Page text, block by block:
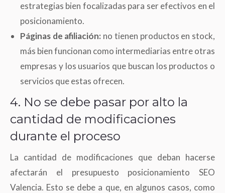
estrategias bien focalizadas para ser efectivos en el
posicionamiento.
Páginas de afiliación: no tienen productos en stock,
más bien funcionan como intermediarias entre otras
empresas y los usuarios que buscan los productos o
servicios que estas ofrecen.
4. No se debe pasar por alto la
cantidad de modificaciones
durante el proceso
La cantidad de modificaciones que deban hacerse
afectarán el presupuesto posicionamiento SEO
Valencia. Esto se debe a que, en algunos casos, como